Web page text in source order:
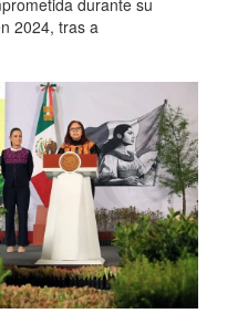
durante su
2024, tras a